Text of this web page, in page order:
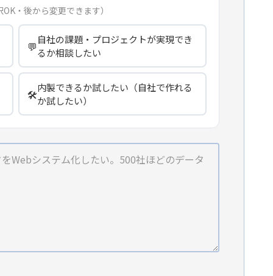
・後から変更できます）
💬自社の課題・プロジェクトが実現でき
るか相談したい
🛠️内製できるか試したい（自社で作れる
か試したい）